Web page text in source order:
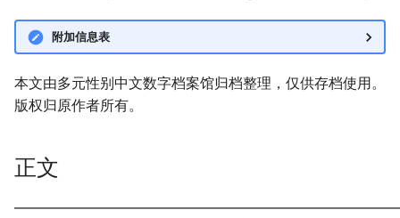
附加信息表
本文由多元性别中文数字档案馆归档整理，仅供存档使用。
版权归原作者所有。
正文